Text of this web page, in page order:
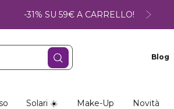
-31% SU 59€ A CARRELLO!
Blog
Solari ☀️ Make-Up Novità